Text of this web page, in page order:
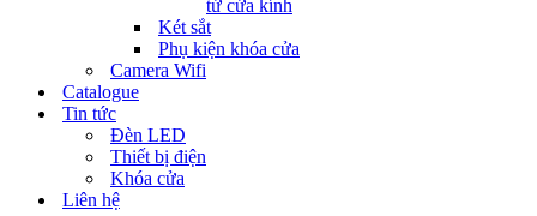
tử cửa kính
Két sắt
Phụ kiện khóa cửa
Camera Wifi
Catalogue
Tin tức
Đèn LED
Thiết bị điện
Khóa cửa
Liên hệ